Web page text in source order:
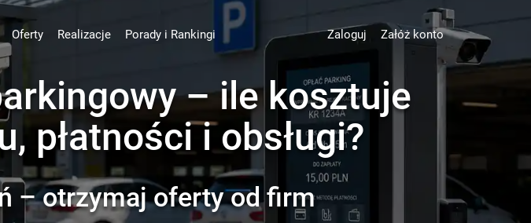
Oferty Realizacje Porady i Rankingi Zaloguj Załóż konto
– ile kosztuje
płatności i obsługi?
– otrzymaj oferty od firm